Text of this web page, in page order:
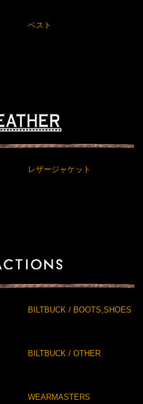
ベスト
レザージャケット
BILTBUCK / BOOTS,SHOES
BILTBUCK / OTHER
WEARMASTERS